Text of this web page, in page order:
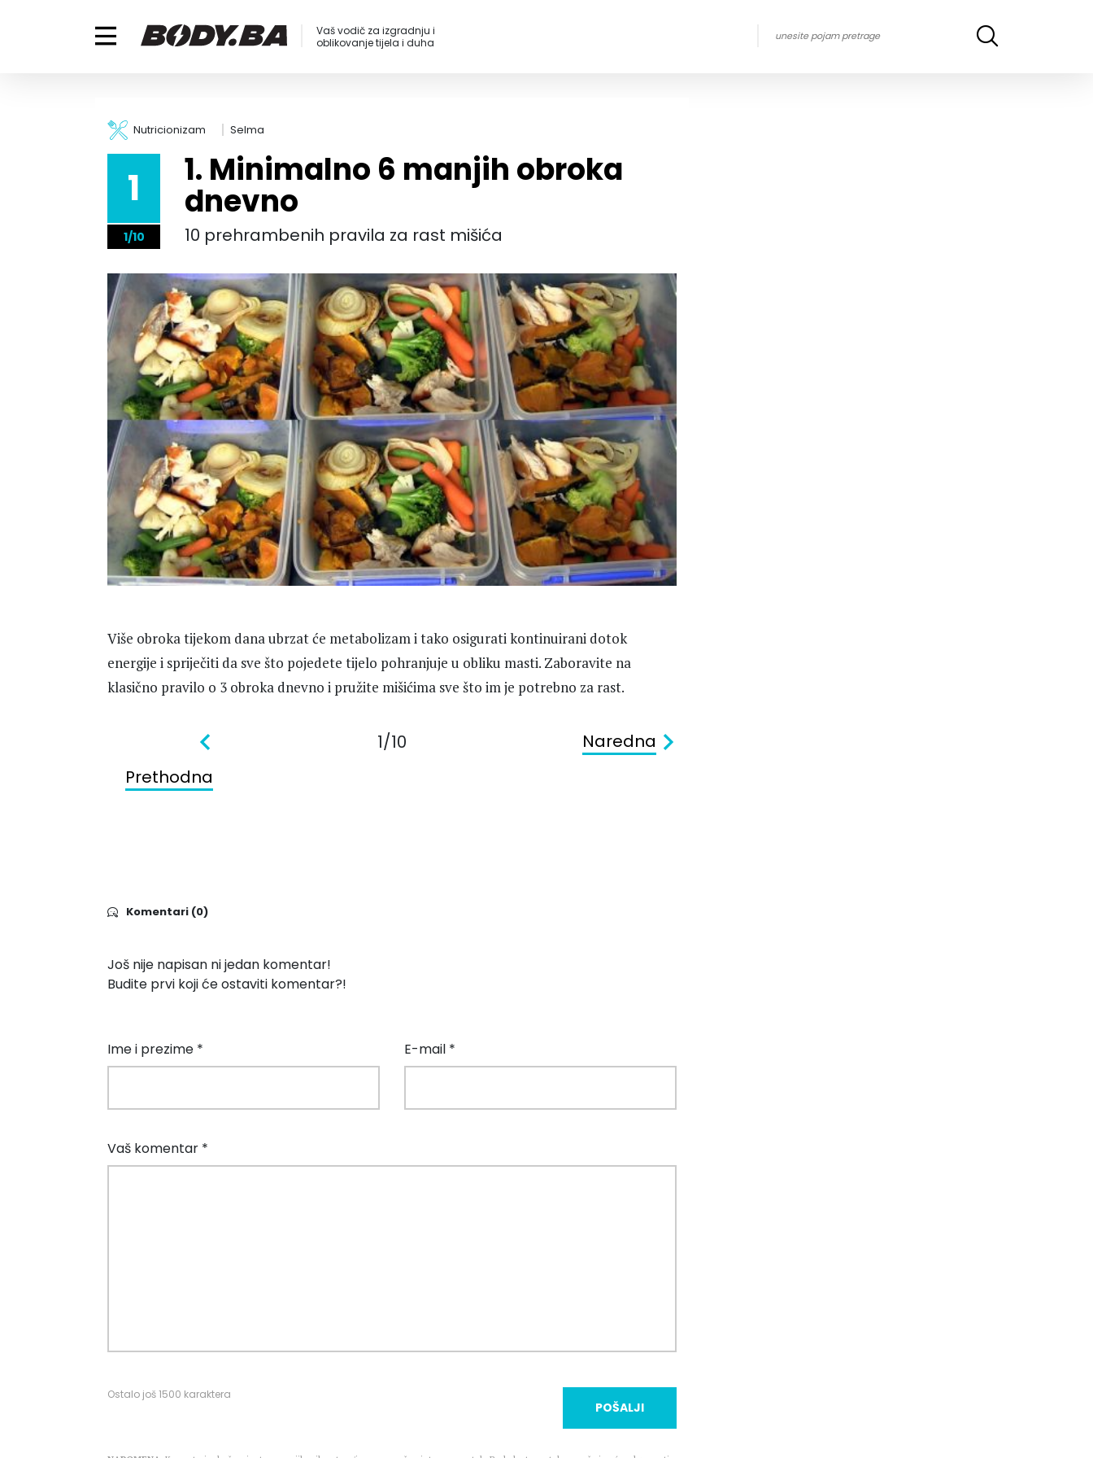
Vaš vodič za izgradnju i
oblikovanje tijela i duha
Nutricionizam Selma
1
1/10
1. Minimalno 6 manjih obroka
dnevno
10 prehrambenih pravila za rast mišića
Više obroka tijekom dana ubrzat će metabolizam i tako osigurati kontinuirani dotok
energije i spriječiti da sve što pojedete tijelo pohranjuje u obliku masti. Zaboravite na
klasično pravilo o 3 obroka dnevno i pružite mišićima sve što im je potrebno za rast.
Prethodna
1/10 Naredna
Komentari (0)
Još nije napisan ni jedan komentar!
Budite prvi koji će ostaviti komentar?!
Ime i prezime * E-mail *
Vaš komentar *
Ostalo još1500 karaktera
POŠALJI